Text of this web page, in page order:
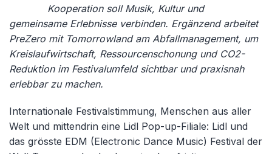
Kooperation soll Musik, Kultur und
gemeinsame Erlebnisse verbinden. Ergänzend arbeitet
PreZero mit Tomorrowland am Abfallmanagement, um
Kreislaufwirtschaft, Ressourcenschonung und CO2-
Reduktion im Festivalumfeld sichtbar und praxisnah
erlebbar zu machen.
Internationale Festivalstimmung, Menschen aus aller
Welt und mittendrin eine Lidl Pop-up-Filiale: Lidl und
das grösste EDM (Electronic Dance Music) Festival der